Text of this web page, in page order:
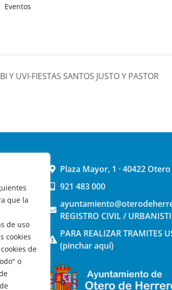
que la
de uso
cookies
de
o
Eventos
UVI-FIESTAS SANTOS JUSTO Y PASTOR
Plaza Mayor, 1 · 40422
921 483 000
REGISTRO CIVIL /
PARA REALIZAR TRAMITES
(pinchar aquí)